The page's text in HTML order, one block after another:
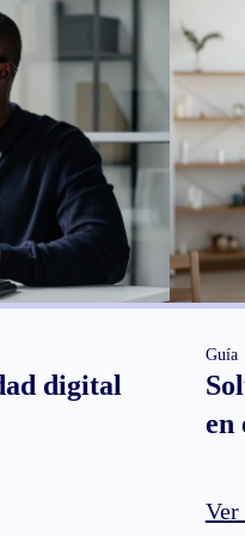
digital
Guía
en
Ver